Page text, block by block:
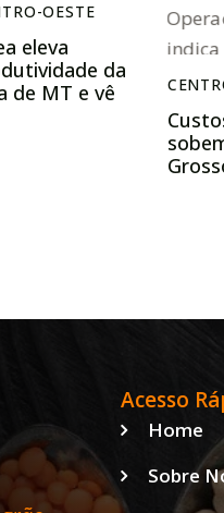
OESTE
eleva
da
de MT e vê
Acesso
Home
Sobre